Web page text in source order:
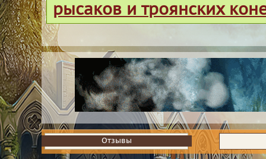
рысаков и троянских
Отзывы
Отзывы